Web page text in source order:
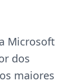
Microsoft
dos
maiores